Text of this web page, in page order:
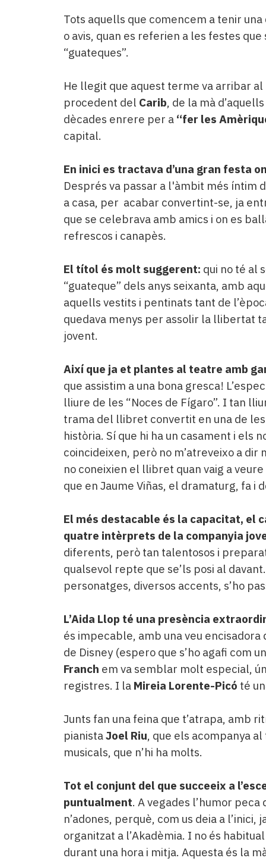
Tots aquells que comencem a tenir
o avis, quan es referien a les festes
“guateques”.
He llegit que aquest terme va arribar
procedent del Carib, de la mà d’aquells
dècades enrere per a “fer les
capital.
En inici es tractava d’una gran festa
Després va passar a l'àmbit més íntim
a casa, per acabar convertint-se, ja
que se celebrava amb amics i on es
refrescos i canapès.
El títol és molt suggerent: qui no té al
“guateque” dels anys seixanta, amb
aquells vestits i pentinats tant de
quedava menys per assolir la llibertat
jovent.
Així que ja et plantes al teatre amb
que assistim a una bona gresca!
lliure de les “Noces de Fígaro”. I tan
trama del llibret convertit en una de
història. Sí que hi ha un casament i els
coincideixen, però no m’atreveixo a dir
no coneixien el llibret quan vaig a
que en Jaume Viñas, el dramaturg, fa i
El més destacable és la capacitat, el
quatre intèrprets de la companyia
diferents, però tan talentosos i
qualsevol repte que se’ls posi al
personatges, diversos accents, s’ho
L’Aida Llop té una presència
és impecable, amb una veu
de Disney (espero que s’ho agafi com
Franch em va semblar molt especial,
registres. I la Mireia Lorente-Picó té
Junts fan una feina que t’atrapa, amb
pianistaJoel Riu, que els acompanya
musicals, que n’hi ha molts.
Tot el conjunt del que succeeix a
puntualment. A vegades l’humor
n’adones, perquè, com us deia a
organitzat a l’Akadèmia. I no és
durant una hora i mitja. Aquesta és la